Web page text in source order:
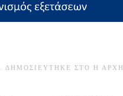
. ΔΗΜΟΣΙΕΎΤΗΚΕ ΣΤΟ Η ΑΡΧΉ